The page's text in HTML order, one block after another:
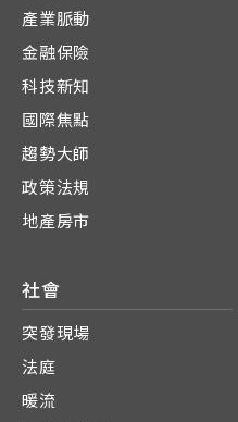
產業脈動
金融保險
科技新知
國際焦點
趨勢大師
政策法規
地產房市
社會
突發現場
法庭
暖流